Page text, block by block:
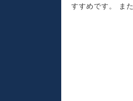
すすめです。 ま